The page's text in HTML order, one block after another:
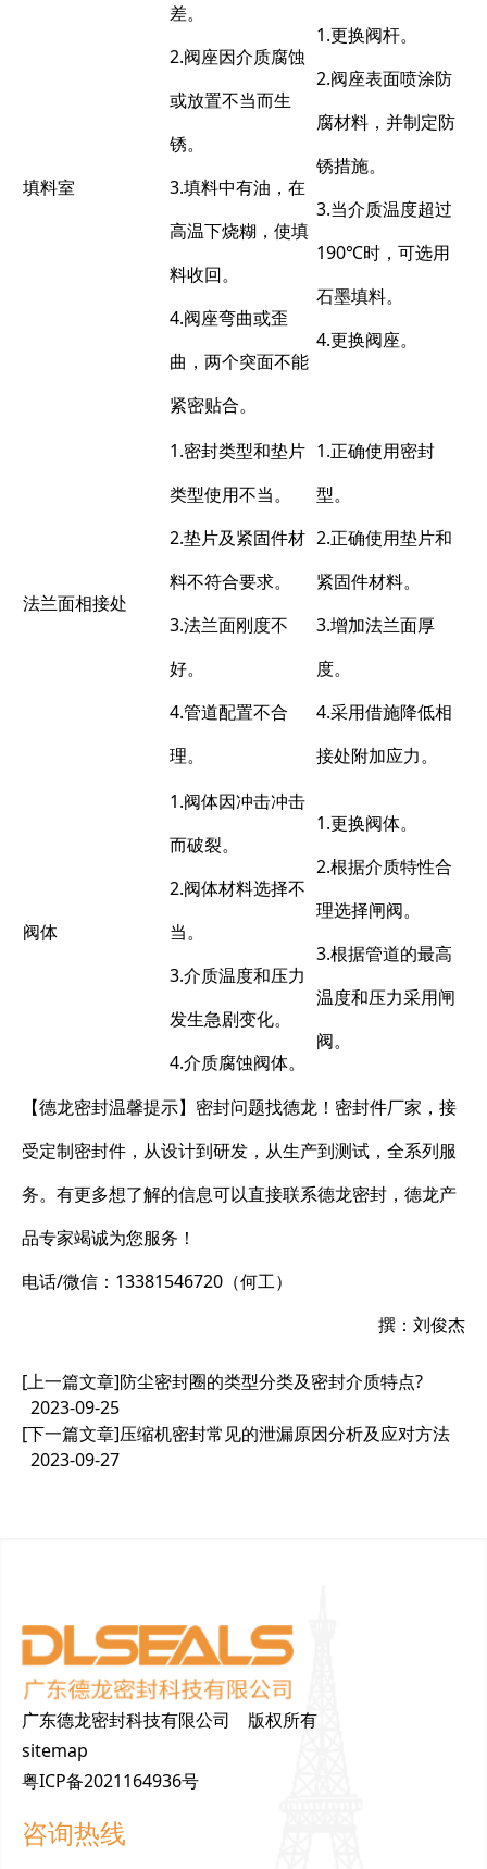
填料室
差。
2.阀座因介质腐蚀
或放置不当而生
锈。
3.填料中有油，在
高温下烧糊，使填
料收回。
4.阀座弯曲或歪
曲，两个突面不能
紧密贴合。
1.更换阀杆。
2.阀座表面喷涂防
腐材料，并制定防
锈措施。
3.当介质温度超过
190℃时，可选用
石墨填料。
4.更换阀座。
法兰面相接处
1.密封类型和垫片
类型使用不当。
2.垫片及紧固件材
料不符合要求。
3.法兰面刚度不
好。
4.管道配置不合
理。
1.正确使用密封
型。
2.正确使用垫片和
紧固件材料。
3.增加法兰面厚
度。
4.采用借施降低相
接处附加应力。
阀体
1.阀体因冲击冲击
而破裂。
2.阀体材料选择不
当。
3.介质温度和压力
发生急剧变化。
4.介质腐蚀阀体。
1.更换阀体。
2.根据介质特性合
理选择闸阀。
3.根据管道的最高
温度和压力采用闸
阀。
【德龙密封温馨提示】密封问题找德龙！密封件厂家，接
受定制密封件，从设计到研发，从生产到测试，全系列服
务。有更多想了解的信息可以直接联系德龙密封，德龙产
品专家竭诚为您服务！
电话/微信：13381546720（何工）
撰：刘俊杰
[上一篇文章]防尘密封圈的类型分类及密封介质特点?
2023-09-25
[下一篇文章]压缩机密封常见的泄漏原因分析及应对方法
2023-09-27
广东德龙密封科技有限公司 版权所有
sitemap
粤ICP备2021164936号
咨询热线